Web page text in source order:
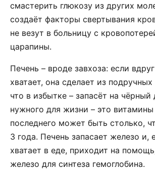
смастерить глюкозу из других
создаёт факторы свертывания
не везут в больницу с
царапины.
Печень – вроде завхоза: если
хватает, она сделает из
что в избытке – запасёт на чёрный
нужного для жизни – это витамины
последнего может быть столько,
3 года. Печень запасает железо и,
хватает в еде, приходит на
железо для синтеза гемоглобина.